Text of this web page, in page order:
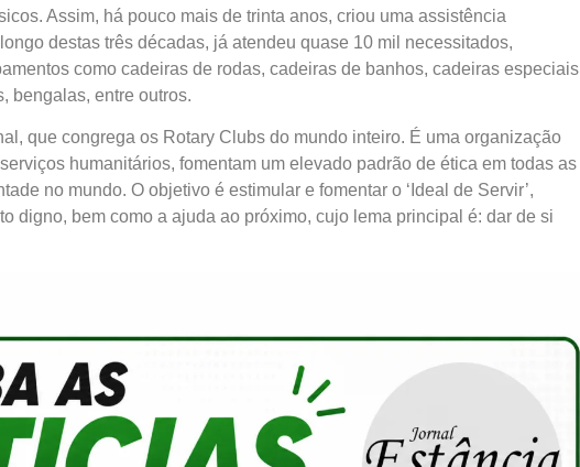
Assim, há pouco mais de trinta anos, criou uma assistência
destas três décadas, já atendeu quase 10 mil necessitados,
como cadeiras de rodas, cadeiras de banhos, cadeiras especiais
bengalas, entre outros.
que congrega os Rotary Clubs do mundo inteiro. É uma organização
humanitários, fomentam um elevado padrão de ética em todas as
no mundo. O objetivo é estimular e fomentar o ‘Ideal de Servir’,
digno, bem como a ajuda ao próximo, cujo lema principal é: dar de si